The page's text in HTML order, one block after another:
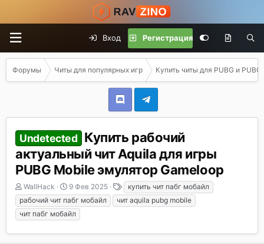
Вход Регистрация
Форумы Читы для популярных игр Купить читы для PUBG и
Undetected
Купить рабочий
актуальный чит Aquila для игры
PUBG Mobile эмулятор Gameloop
А
в
т
о
WallHack
Д
а
т
а
9 Фев 2025
е
г
купить чит пабг мобайл
рабочий чит пабг мобайл
чит aquila pubg mobile
чит пабг мобайл